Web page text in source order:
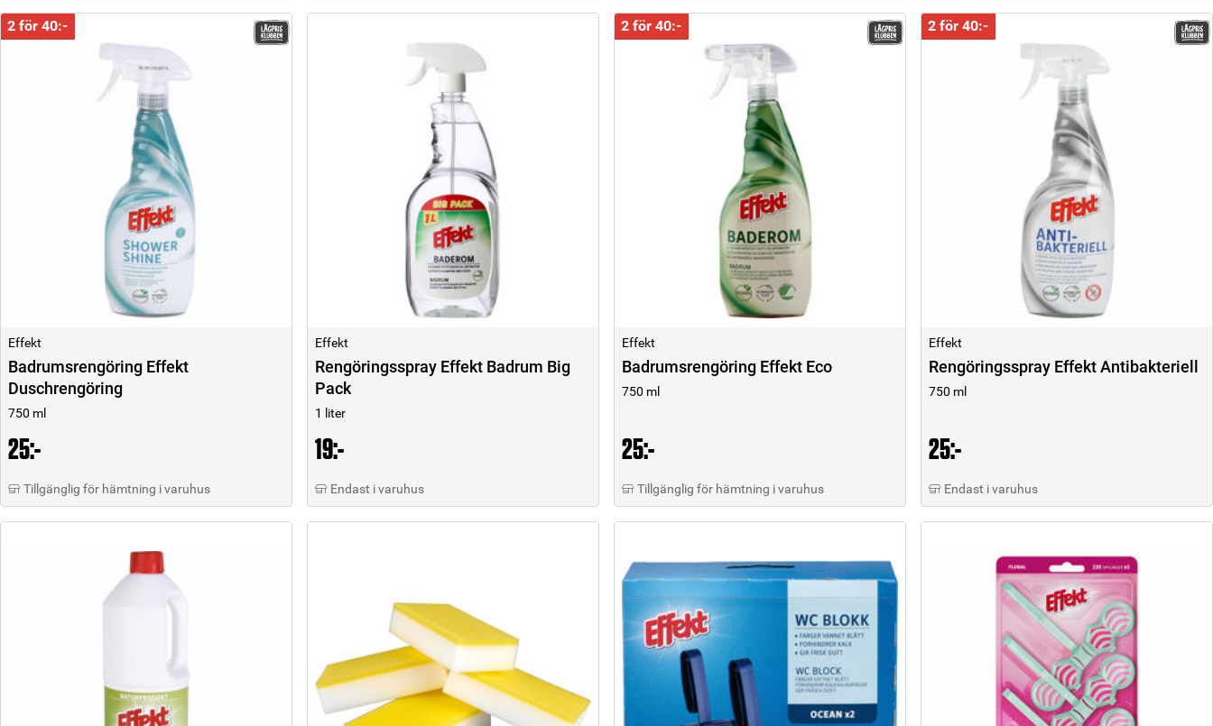
2 för 40:-
Effekt
Badrumsrengöring Effekt
Duschrengöring
750 ml
25:-
Tillgänglig för hämtning i varuhus
Effekt
Rengöringsspray Effekt Badrum Big
Pack
1 liter
19:-
Endast i varuhus
2 för 40:-
Effekt
Badrumsrengöring Effekt Eco
750 ml
25:-
Tillgänglig för hämtning i varuhus
2 för 40:-
Effekt
Rengöringsspray Effekt Antibakteriell
750 ml
25:-
Endast i varuhus